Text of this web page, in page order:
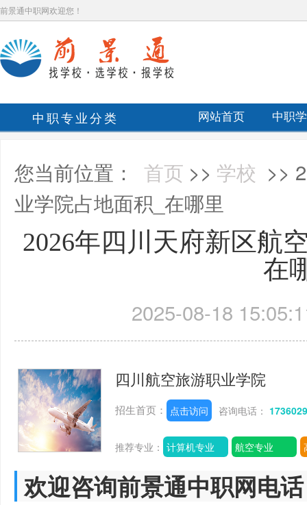
前景通中职网欢迎您！
中职专业分类 网站首页 中职
您当前位置： 首页 >> 学校 >>
业学院占地面积_在哪里
2026年四川天府新区航
在
2025-08-18
四川航空旅游职业学院
招生首页： 点击访问 咨询电话：
推荐专业： 计算机专业 航空专业
欢迎咨询前景通中职网电